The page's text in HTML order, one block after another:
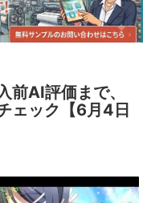
前AI評価まで、
ェック【6月4日